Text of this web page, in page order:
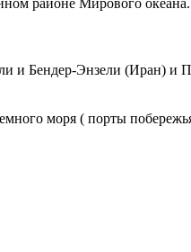
Бендер-Энзели (Иран) и
моря ( порты